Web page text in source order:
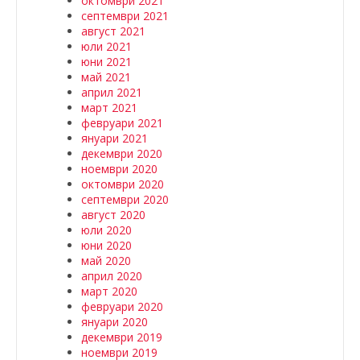
септември 2021
август 2021
юли 2021
юни 2021
май 2021
април 2021
март 2021
февруари 2021
януари 2021
декември 2020
ноември 2020
октомври 2020
септември 2020
август 2020
юли 2020
юни 2020
май 2020
април 2020
март 2020
февруари 2020
януари 2020
декември 2019
ноември 2019